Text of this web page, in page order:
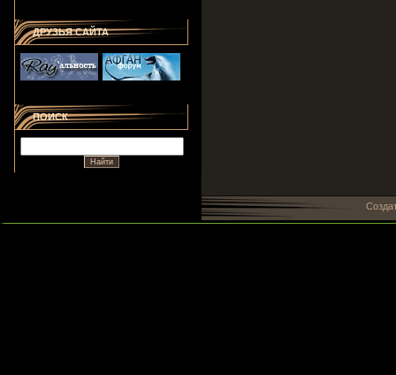
ДРУЗЬЯ САЙТА
ПОИСК